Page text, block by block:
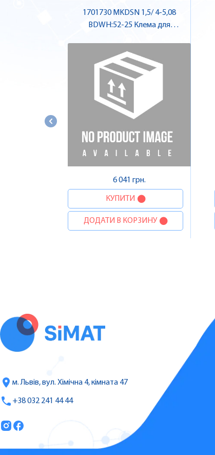
1701730 MKDSN 1,5/ 4-5,08
BDWH:52-25 Клема для
Contact
6 041 грн.
КУПИТИ
ДОДАТИ В КОРЗИНУ
м. Львів, вул. Хімічна 4, кімната 47
+38 032 241 44 44